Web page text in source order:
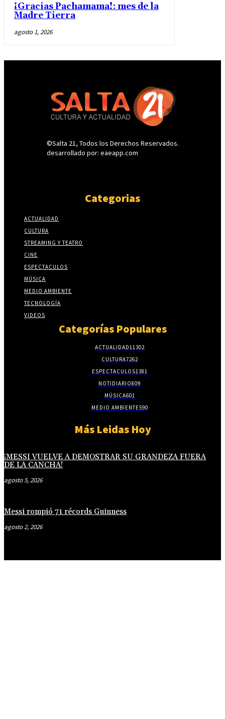
¡Gracias Pachamama!: mes de la
Madre Tierra
agosto 1, 2026
©Salta 21, Todos los Derechos Reservados.
desarrollado por: eaeapp.com
Categorias
ACTUALIDAD
CULTURA
STREAMING Y TEATRO
CINE
ESPECTACULOS
MÚSICA
MEDIO AMBIENTE
TECNOLOGÍA
VIDEOS
Categorías Populares
ACTUALIDAD11302
CULTURA7262
ESPECTACULOS1381
NOTIDIARIO809
MÚSICA601
MEDIO AMBIENTE590
Más Leidas Hoy
¡MESSI VUELVE A DEMOSTRAR SU GRANDEZA FUERA
DE LA CANCHA!
agosto 5, 2026
Messi rompió 71 récords Guinness
agosto 2, 2026